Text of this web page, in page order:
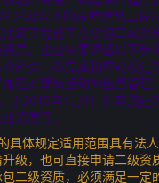
米及以下的房屋建筑工
筑工程施工总承包二级
质，企业需要遵循以下
经验具备完成相应规模
强对建筑活动的监督管
于2015年1月1日起实施建
资质等。
具体规定适用范围具有法
级，也可直接申请二级
二级资质，必须满足一